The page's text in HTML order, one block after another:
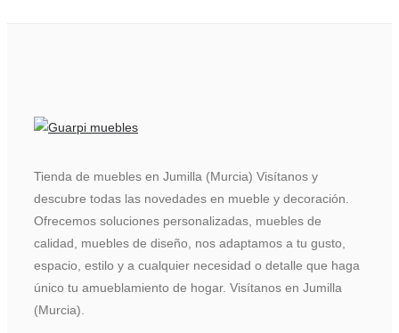
Tienda de muebles en Jumilla (Murcia) Visítanos y
descubre todas las novedades en mueble y decoración.
Ofrecemos soluciones personalizadas, muebles de
calidad, muebles de diseño, nos adaptamos a tu gusto,
espacio, estilo y a cualquier necesidad o detalle que haga
único tu amueblamiento de hogar. Visítanos en Jumilla
(Murcia).